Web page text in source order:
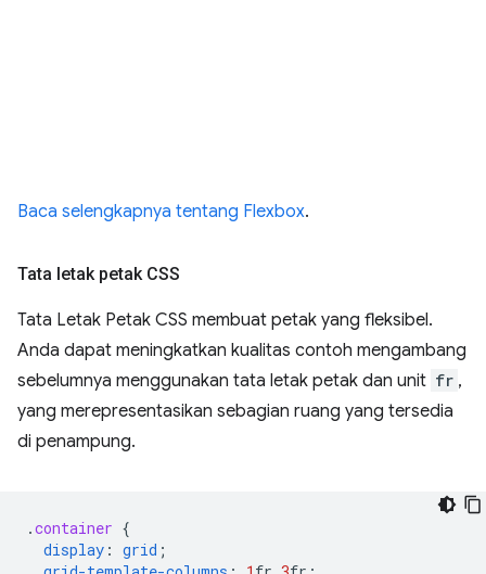
Baca selengkapnya tentang Flexbox.
Tata letak petak CSS
Tata Letak Petak CSS membuat petak yang fleksibel.
Anda dapat meningkatkan kualitas contoh mengambang
sebelumnya menggunakan tata letak petak dan unit fr ,
yang merepresentasikan sebagian ruang yang tersedia
di penampung.
.container {
display : grid ;